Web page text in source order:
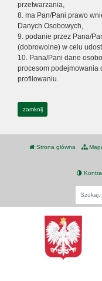
przetwarzania,
8. ma Pan/Pani prawo
Danych Osobowych,
9. podanie przez Pana/
(dobrowolne) w celu
10. Pana/Pani dane
procesom podejmowania
profilowaniu.
zamknij
Strona główna